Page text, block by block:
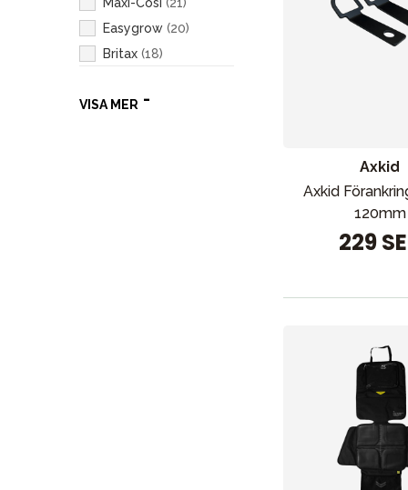
Easygrow (20)
Britax (18)
AeroMoov
VISA MER
Axkid
Axkid
120mm
229